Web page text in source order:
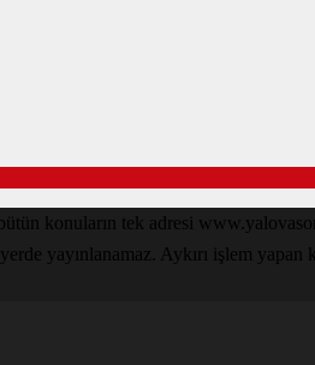
konuların tek adresi
yayınlanamaz. Aykırı işlem